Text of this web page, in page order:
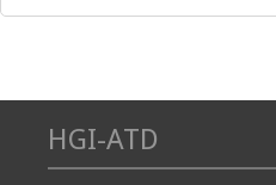
HGI-ATD